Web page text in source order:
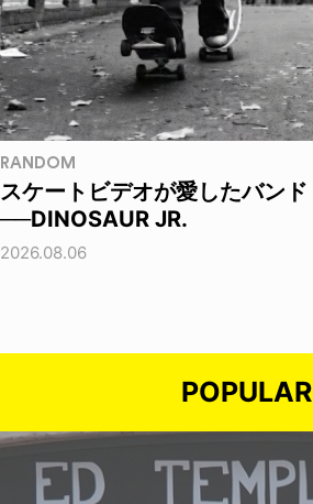
RANDOM
スケートビデオが愛したバンド
──DINOSAUR JR.
2026.08.06
POPULAR